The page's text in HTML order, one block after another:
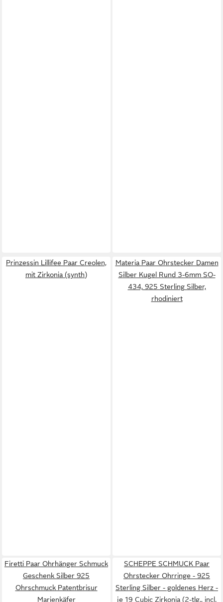
Prinzessin Lillifee Paar Creolen,
mit Zirkonia (synth)
Materia Paar Ohrstecker Damen
Silber Kugel Rund 3-6mm SO-
434, 925 Sterling Silber,
rhodiniert
Firetti Paar Ohrhänger Schmuck
Geschenk Silber 925
Ohrschmuck Patentbrisur
Marienkäfer
SCHEPPE SCHMUCK Paar
Ohrstecker Ohrringe - 925
Sterling Silber - goldenes Herz -
je 19 Cubic Zirkonia (2-tlg., incl.